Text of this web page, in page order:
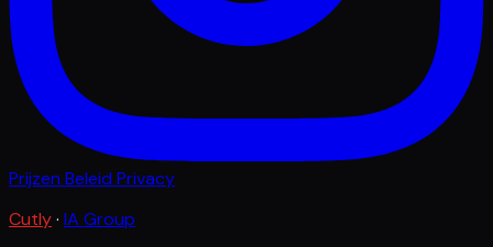
Prijzen Beleid Privacy
Cutly· IA Group